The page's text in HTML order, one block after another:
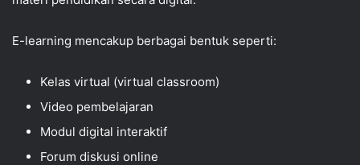
E-learning mencakup berbagai bentuk seperti:
Kelas virtual (virtual classroom)
Video pembelajaran
Modul digital interaktif
Forum diskusi online